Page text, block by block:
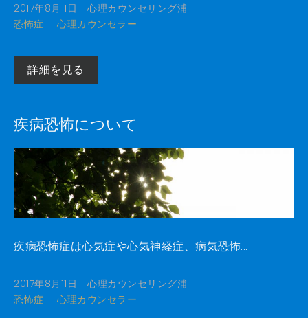
2017年8月11日
心理カウンセリング浦
恐怖症
心理カウンセラー
詳細を見る
疾病恐怖について
疾病恐怖症は心気症や心気神経症、病気恐怖...
2017年8月11日
心理カウンセリング浦
恐怖症
心理カウンセラー